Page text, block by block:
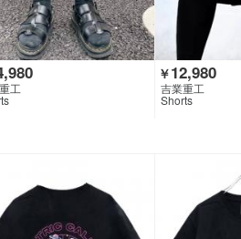
工
￥12,980
吉業重工
Shorts